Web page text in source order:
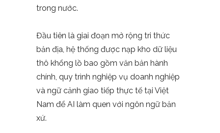
trong nước.
Đầu tiên là giai đoạn mở rộng tri thức
bản địa, hệ thống được nạp kho dữ liệu
thô khổng lồ bao gồm văn bản hành
chính, quy trình nghiệp vụ doanh nghiệp
và ngữ cảnh giao tiếp thực tế tại Việt
Nam để AI làm quen với ngôn ngữ bản
xứ.